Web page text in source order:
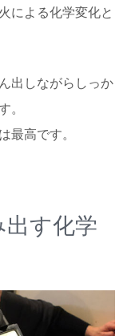
による化学変化と
出しながらしっか
。
最高です。
す化学